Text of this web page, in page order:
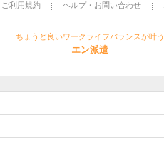
ご利用規約 ヘルプ・お問い合わせ
ちょうど良いワークライフバランスが叶う
エン派遣